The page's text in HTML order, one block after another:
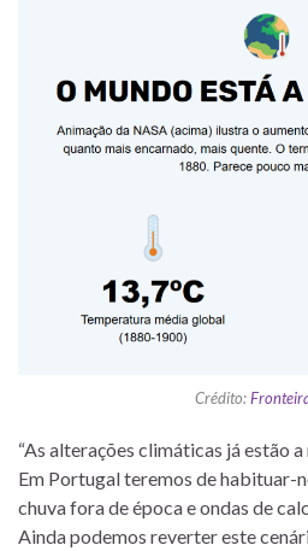
Crédito:
“As alterações climáticas já estão a
Em Portugal teremos de habituar-
chuva fora de época e ondas de
Ainda podemos reverter este